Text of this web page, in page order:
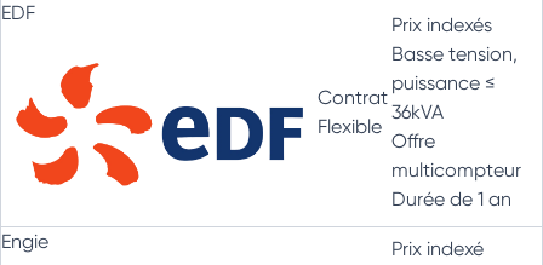
EDF
Contrat
Flexible
Prix indexés
Basse tension,
puissance ≤
36kVA
Offre
multicompteur
Durée de 1 an
Engie
Prix indexé